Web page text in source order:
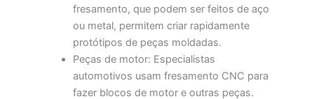
fresamento, que podem ser feitos de aço
ou metal, permitem criar rapidamente
protótipos de peças moldadas.
Peças de motor: Especialistas
automotivos usam fresamento CNC para
fazer blocos de motor e outras peças.